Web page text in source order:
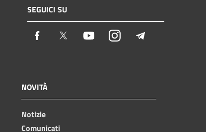
SEGUICI SU
Facebook Twitter YoutubeInstagram
NOVITÀ
Notizie
Comunicati